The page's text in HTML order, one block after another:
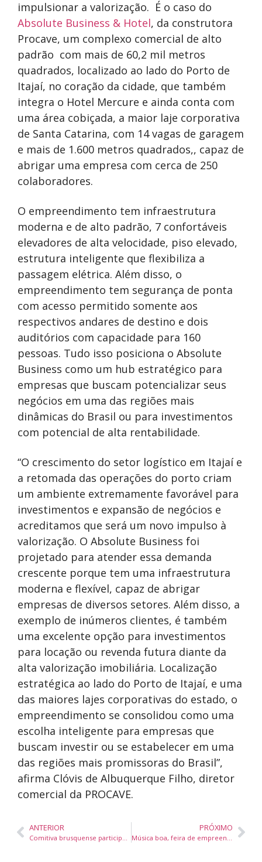
impulsionar a valorização. É o caso do
Absolute Business & Hotel, da construtora
Procave, um complexo comercial de alto
padrão com mais de 60,2 mil metros
quadrados, localizado ao lado do Porto de
Itajaí, no coração da cidade, que também
integra o Hotel Mercure e ainda conta com
uma área cobiçada, a maior laje corporativa
de Santa Catarina, com 14 vagas de garagem
e mais de 1.600 metros quadrados,, capaz de
abrigar uma empresa com cerca de 250
colaboradores.
O empreendimento tem infraestrutura
moderna e de alto padrão, 7 confortáveis
elevadores de alta velocidade, piso elevado,
estrutura inteligente que flexibiliza a
passagem elétrica. Além disso, o
empreendimento tem segurança de ponta
com acesso permitido somente aos
respectivos andares de destino e dois
auditórios com capacidade para 160
pessoas. Tudo isso posiciona o Absolute
Business como um hub estratégico para
empresas que buscam potencializar seus
negócios em uma das regiões mais
dinâmicas do Brasil ou para investimentos
com potencial de alta rentabilidade.
“O crescimento do setor logístico em Itajaí e
a retomada das operações do porto criam
um ambiente extremamente favorável para
investimentos e expansão de negócios e
acreditamos que será um novo impulso à
valorização. O Absolute Business foi
projetado para atender essa demanda
crescente porque tem uma infraestrutura
moderna e flexível, capaz de abrigar
empresas de diversos setores. Além disso, a
exemplo de inúmeros clientes, é também
uma excelente opção para investimentos
para locação ou revenda futura diante da
alta valorização imobiliária. Localização
estratégica ao lado do Porto de Itajaí, e uma
das maiores lajes corporativas do estado, o
empreendimento se consolidou como uma
escolha inteligente para empresas que
buscam investir ou se estabelecer em uma
das regiões mais promissoras do Brasil”,
afirma Clóvis de Albuquerque Filho, diretor
comercial da PROCAVE.
ANTERIOR PRÓXIMO